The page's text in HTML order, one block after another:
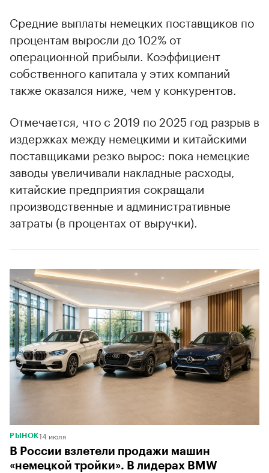
Средние выплаты немецких поставщиков по
процентам выросли до 102% от
операционной прибыли. Коэффициент
собственного капитала у этих компаний
также оказался ниже, чем у конкурентов.
Отмечается, что с 2019 по 2025 год разрыв в
издержках между немецкими и китайскими
поставщиками резко вырос: пока немецкие
заводы увеличивали накладные расходы,
китайские предприятия сокращали
производственные и административные
затраты (в процентах от выручки).
РЫНОК14 июля
В России взлетели продажи машин
«немецкой тройки». В лидерах BMW